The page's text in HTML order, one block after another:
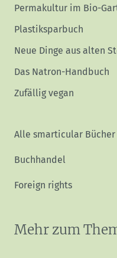
Permakultur im Bio-
Plastiksparbuch
Neue Dinge aus alten
Das Natron-Handbuch
Zufällig vegan
Alle smarticular
Buchhandel
Foreign rights
Mehr zum